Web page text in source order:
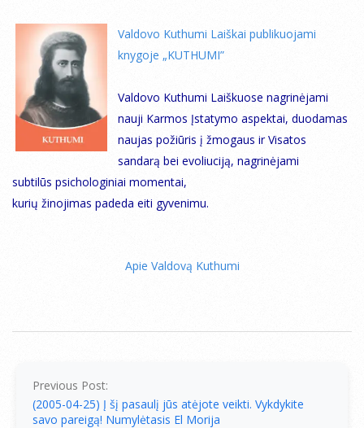
Valdovo Kuthumi Laiškai publikuojami
knygoje „KUTHUMI”
Valdovo Kuthumi Laiškuose nagrinėjami
nauji Karmos Įstatymo aspektai, duodamas
naujas požiūris į žmogaus ir Visatos
sandarą bei evoliuciją, nagrinėjami
subtilūs psichologiniai momentai,
kurių žinojimas padeda eiti gyvenimu.
Apie Valdovą Kuthumi
Previous Post:
(2005-04-25) Į šį pasaulį jūs atėjote veikti. Vykdykite
savo pareigą! Numylėtasis El Morija